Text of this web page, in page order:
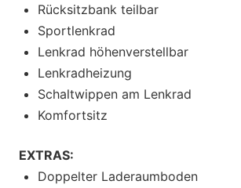
Rücksitzbank teilbar
Sportlenkrad
Lenkrad höhenverstellbar
Lenkradheizung
Schaltwippen am Lenkrad
Komfortsitz
EXTRAS:
Doppelter Laderaumboden